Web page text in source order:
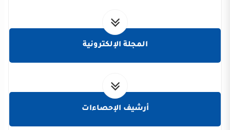
المجلة الإلكترونية
أرشيف الإحصاءات